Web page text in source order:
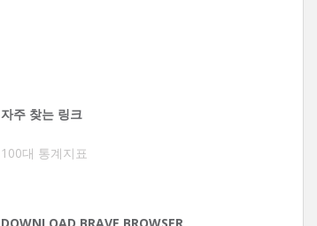
자주 찾는 링크
100대 통계지표